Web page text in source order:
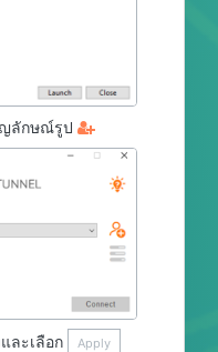
ญลักษณ์รูป
ละเลือก Apply